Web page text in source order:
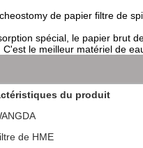
de papier filtre de
spécial, le papier brut
le meilleur matériel de
du produit
de HME